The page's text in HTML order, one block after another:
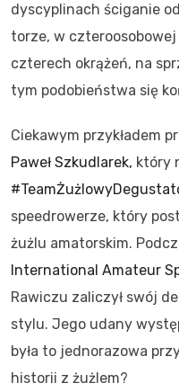
dyscyplinach ściganie
torze, w
czterech okrążeń, na
tym podobieństwa się
Ciekawym przykładem
Paweł Szkudlarek, który
speedrowerze, który
żużlu amatorskim.
International Amateur
Rawiczu zaliczył swój
stylu. Jego udany
była to jednorazowa
historii z żużlem?